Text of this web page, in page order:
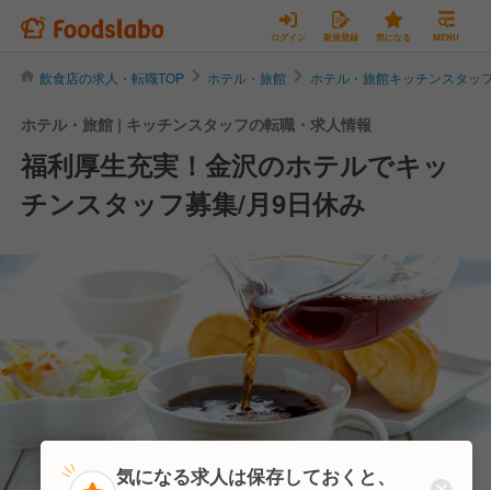
ログイン 新規登録 気になる MENU
飲食店の求人・転職TOP ホテル・旅館 ホテル・旅館キッチンスタッ
ホテル・旅館 | キッチンスタッフの転職・求人情報
福利厚生充実！金沢のホテルでキッ
チンスタッフ募集/月9日休み
気になる求人は保存しておくと、